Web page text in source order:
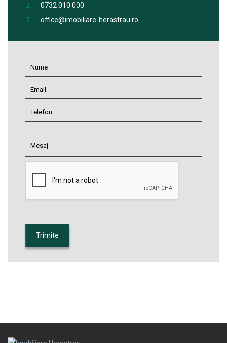
0732 010 000
office@imobiliare-herastrau.ro